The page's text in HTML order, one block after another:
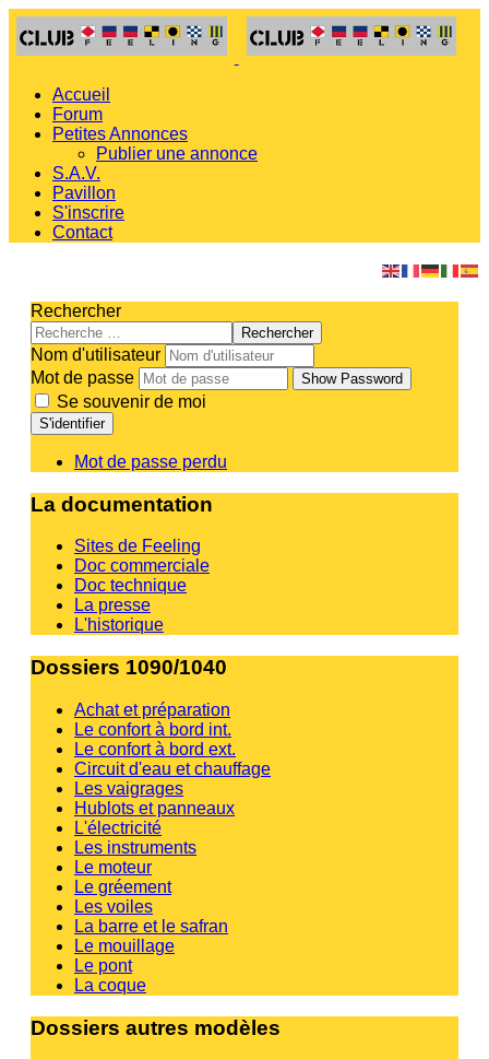
Accueil
Forum
Petites Annonces
Publier une annonce
S.A.V.
Pavillon
S'inscrire
Contact
Rechercher
Rechercher
Nom d'utilisateur
Mot de passe
Show Password
Se souvenir de moi
S'identifier
Mot de passe perdu
La documentation
Sites de Feeling
Doc commerciale
Doc technique
La presse
L'historique
Dossiers 1090/1040
Achat et préparation
Le confort à bord int.
Le confort à bord ext.
Circuit d'eau et chauffage
Les vaigrages
Hublots et panneaux
L'électricité
Les instruments
Le moteur
Le gréement
Les voiles
La barre et le safran
Le mouillage
Le pont
La coque
Dossiers autres modèles